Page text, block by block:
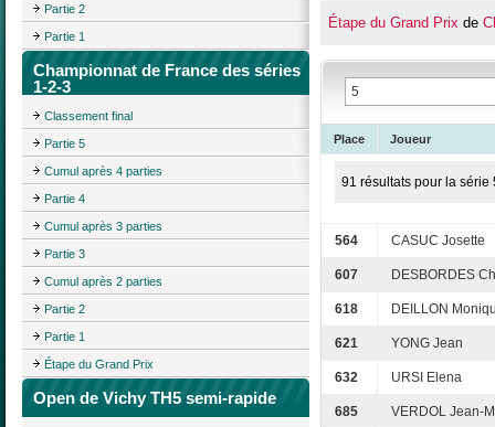
Partie 2
Partie 1
Championnat de France des séries
1-2-3
Classement final
Partie 5
Cumul après 4 parties
Partie 4
Cumul après 3 parties
Partie 3
Cumul après 2 parties
Partie 2
Partie 1
Étape du Grand Prix
Open de Vichy TH5 semi-rapide
Étape du Grand Prix de
Place Joueur
91 résultats pour la série
564 CASUC Josette
607 DESBORDES
618 DEILLON
621 YONG Jean
632 URSI Elena
685 VERDOL Jean-